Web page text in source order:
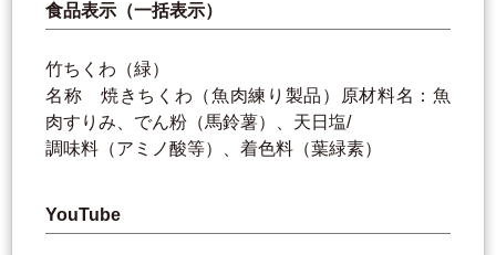
食品表示（一括表示）
竹ちくわ（緑）
名称 焼きちくわ（魚肉練り製品）原材料名：魚
肉すりみ、でん粉（馬鈴薯）、天日塩/
調味料（アミノ酸等）、着色料（葉緑素）
YouTube